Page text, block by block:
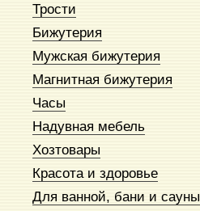
Трости
Бижутерия
Мужская бижутерия
Магнитная бижутерия
Часы
Надувная мебель
Хозтовары
Красота и здоровье
Для ванной, бани и сауны